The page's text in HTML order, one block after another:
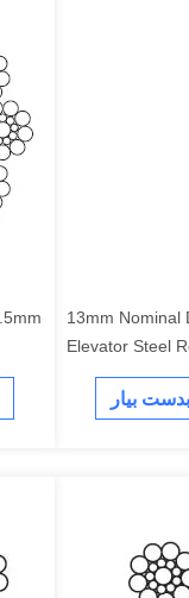
13mm Nominal Diameter 9×19S+IWRC
Elevator Steel
Hoisting
بیار